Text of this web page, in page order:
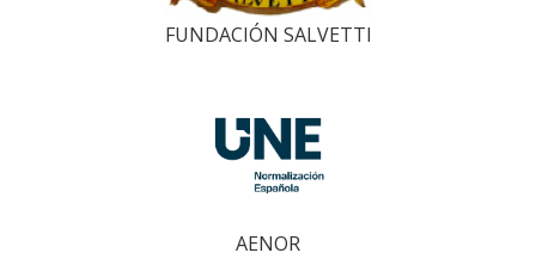
FUNDACIÓN SALVETTI
AENOR